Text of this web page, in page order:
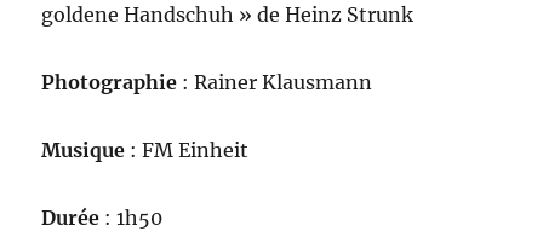
goldene Handschuh » de Heinz Strunk
Photographie : Rainer Klausmann
Musique : FM Einheit
Durée : 1h50